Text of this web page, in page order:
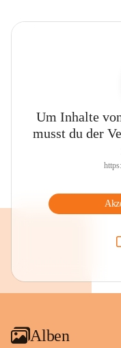
Um Inhalte
musst du der
Alben